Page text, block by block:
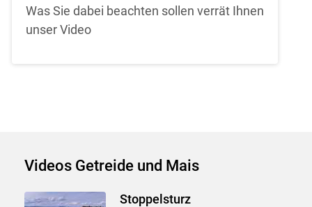
Skip to main content
Was Sie dabei beachten sollen verrät Ihnen
unser Video
Videos Getreide und Mais
Stoppelsturz